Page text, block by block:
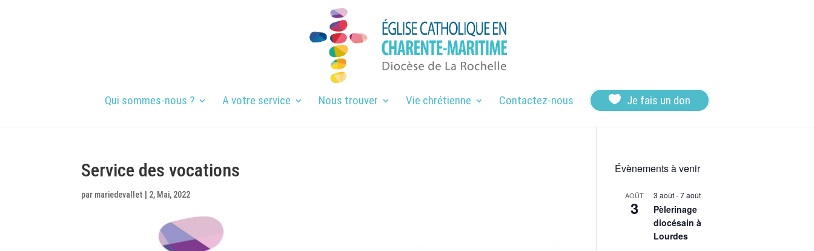
Qui sommes-nous ? A votre service Nous trouver Vie chrétienne Contactez-nous  Je fais un don
Service des vocations
par mariedevallet 2, Mai, 2022
Évènements à venir
AOÛT
3
3 août-7 août
Pèlerinage
diocésain à
Lourdes